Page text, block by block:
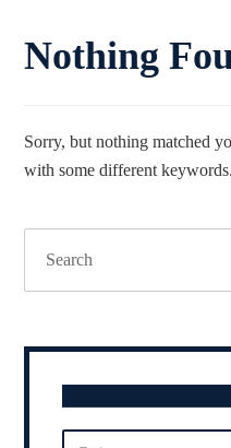
Nothing
Sorry, but nothing matched
with some different keywords.